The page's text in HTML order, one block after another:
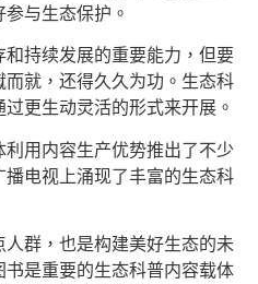
与生态保护。
持续发展的重要能力，但要
就，还得久久为功。生态科
更生动灵活的形式来开展。
利用内容生产优势推出了不少
电视上涌现了丰富的生态科
群，也是构建美好生态的未
是重要的生态科普内容载体